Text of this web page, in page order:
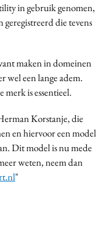
in gebruik genomen,
die tevens
maken in domeinen
wel een lange adem.
merk is essentieel.
Korstanje, die
en hiervoor een model
Dit model is nu mede
weten, neem dan
"